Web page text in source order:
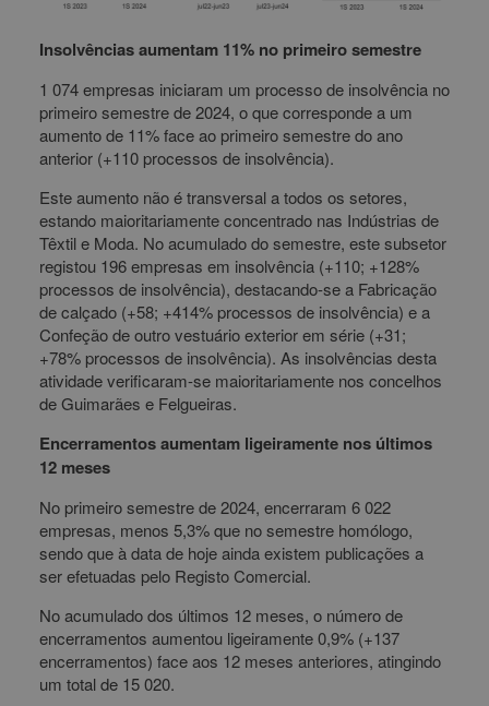
Insolvências aumentam 11% no primeiro semestre
1 074 empresas iniciaram um processo de insolvência no
primeiro semestre de 2024, o que corresponde a um
aumento de 11% face ao primeiro semestre do ano
anterior (+110 processos de insolvência).
Este aumento não é transversal a todos os setores,
estando maioritariamente concentrado nas Indústrias de
Têxtil e Moda. No acumulado do semestre, este subsetor
registou 196 empresas em insolvência (+110; +128%
processos de insolvência), destacando-se a Fabricação
de calçado (+58; +414% processos de insolvência) e a
Confeção de outro vestuário exterior em série (+31;
+78% processos de insolvência). As insolvências desta
atividade verificaram-se maioritariamente nos concelhos
de Guimarães e Felgueiras.
Encerramentos aumentam ligeiramente nos últimos
12 meses
No primeiro semestre de 2024, encerraram 6 022
empresas, menos 5,3% que no semestre homólogo,
sendo que à data de hoje ainda existem publicações a
ser efetuadas pelo Registo Comercial.
No acumulado dos últimos 12 meses, o número de
encerramentos aumentou ligeiramente 0,9% (+137
encerramentos) face aos 12 meses anteriores, atingindo
um total de 15 020.